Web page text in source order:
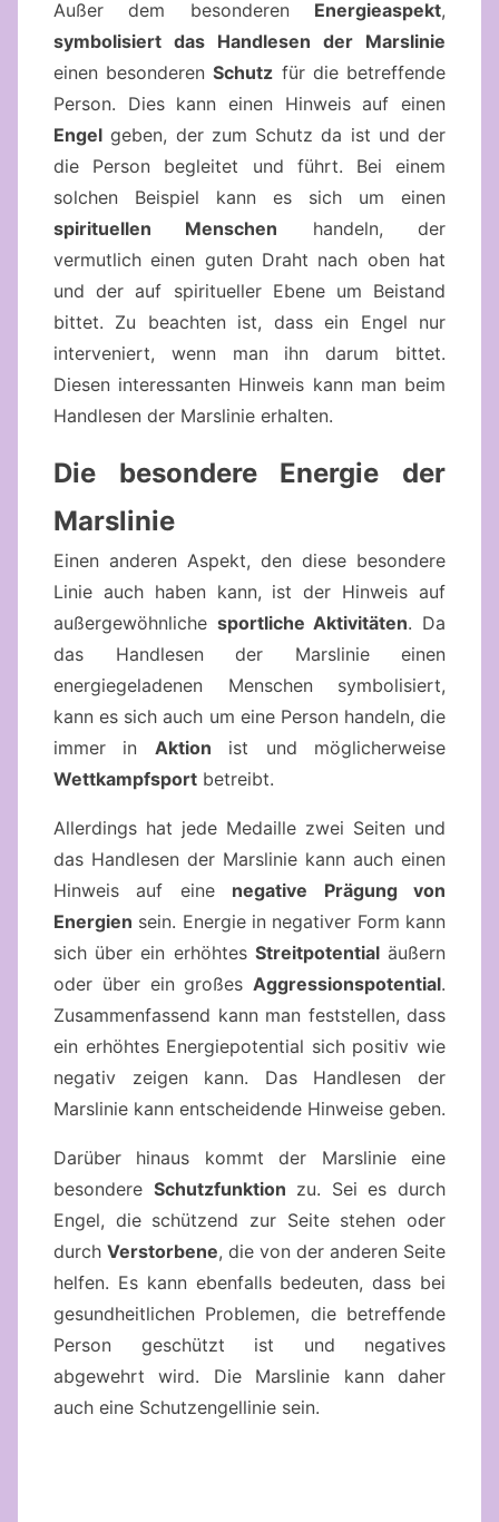
Außer dem besonderen Energieaspekt,
symbolisiert das Handlesen der Marslinie
einen besonderenSchutz für die betreffende
Person. Dies kann einen Hinweis auf einen
Engel geben, der zum Schutz da ist und der
die Person begleitet und führt. Bei einem
solchen Beispiel kann es sich um einen
spirituellen Menschen handeln, der
vermutlich einen guten Draht nach oben hat
und der auf spiritueller Ebene um Beistand
bittet. Zu beachten ist, dass ein Engel nur
interveniert, wenn man ihn darum bittet.
Diesen interessanten Hinweis kann man beim
Handlesen der Marslinie erhalten.
Die besondere Energie der
Marslinie
Einen anderen Aspekt, den diese besondere
Linie auch haben kann, ist der Hinweis auf
außergewöhnliche sportliche Aktivitäten. Da
das Handlesen der Marslinie einen
energiegeladenen Menschen symbolisiert,
kann es sich auch um eine Person handeln, die
immer in Aktion ist und möglicherweise
Wettkampfsport betreibt.
Allerdings hat jede Medaille zwei Seiten und
das Handlesen der Marslinie kann auch einen
Hinweis auf eine negative Prägung von
Energien sein. Energie in negativer Form kann
sich über ein erhöhtes Streitpotentialäußern
oder über ein großes Aggressionspotential.
Zusammenfassend kann man feststellen, dass
ein erhöhtes Energiepotential sich positiv wie
negativ zeigen kann. Das Handlesen der
Marslinie kann entscheidende Hinweise geben.
Darüber hinaus kommt der Marslinie eine
besondere Schutzfunktion zu. Sei es durch
Engel, die schützend zur Seite stehen oder
durch Verstorbene, die von der anderen Seite
helfen. Es kann ebenfalls bedeuten, dass bei
gesundheitlichen Problemen, die betreffende
Person geschützt ist und negatives
abgewehrt wird. Die Marslinie kann daher
auch eine Schutzengellinie sein.